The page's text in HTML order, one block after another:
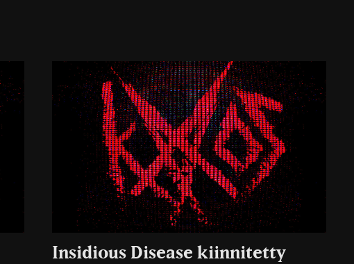
Insidious Disease kiinnitetty